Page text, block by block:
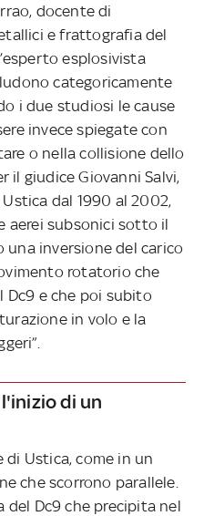
docente di
e frattografia del
esplosivista
categoricamente
i due studiosi le cause
invece spiegate con
o nella collisione dello
il giudice Giovanni Salvi,
dal 1990 al 2002,
aerei subsonici sotto il
una inversione del carico
rotatorio che
Dc9 e che poi subito
in volo e la
di un
Ustica, come in un
che scorrono parallele.
del Dc9 che precipita nel